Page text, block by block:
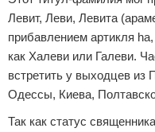
Левит, Леви, Левита
прибавлением артикля
как Халеви или Галеви.
встретить у выходцев
Одессы, Киева,
Так как статус